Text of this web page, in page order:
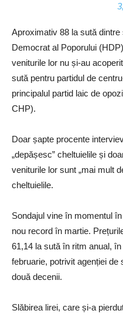
Aproximativ 88 la sută
Democrat al Poporului
veniturile lor nu și-au
sută pentru partidul de
principalul partid laic de
CHP).
Doar șapte procente
„depășesc” cheltuielile și
veniturile lor sunt „mai mult
cheltuielile.
Sondajul vine în momentul
nou record în martie.
61,14 la sută în ritm anual,
februarie, potrivit agenției
două decenii.
Slăbirea lirei, care și-a